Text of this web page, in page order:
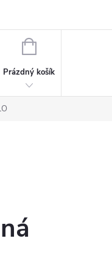
NÁKUPNÍ
Prázdný košík